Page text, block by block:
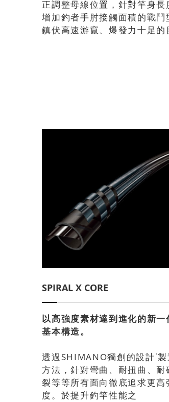
正調整母線位置，針對竿身
增加釣者手肘接觸面積的戰
鎮伏高速游竄、爆發力十足的
SPIRAL X CORE
以高強度素材達到進化的新一
基本構造。
透過SHIMANO獨創的設計˙製
方法，針對彎曲、耐扭曲、耐
裂等等所有面向徹底追求更高
度。於提升釣竿性能之